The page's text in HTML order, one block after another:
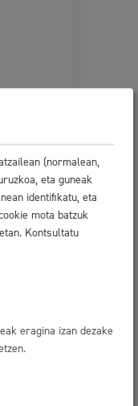
(normalean,
eta guneak
identifikatu, eta
mota batzuk
Kontsultatu
eragina izan dezake